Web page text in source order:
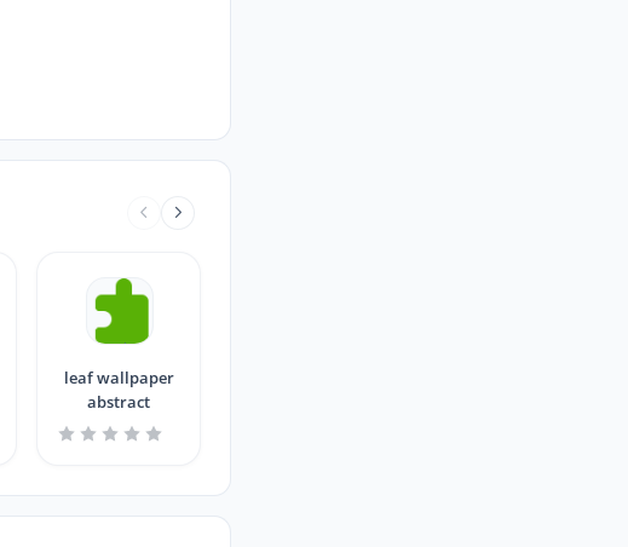
leaf wallpaper
abstract